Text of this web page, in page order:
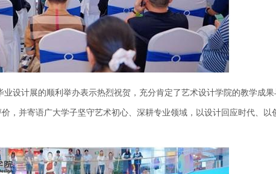
设计展的顺利举办表示热烈祝贺，充分肯定了艺术设计学院的教学成果
，并寄语广大学子坚守艺术初心、深耕专业领域，以设计回应时代、以